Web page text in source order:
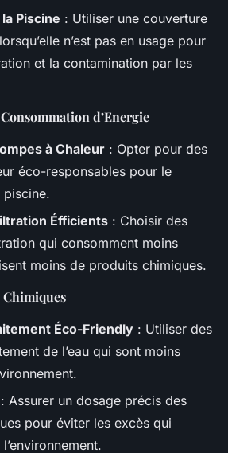
Piscine : Utiliser une couverture
n’est pas en usage pour
et la contamination par les
d’Energie
à Chaleur : Opter pour des
éco-responsables pour le
Éfficients : Choisir des
qui consomment moins
moins de produits chimiques.
Éco-Friendly : Utiliser des
de l’eau qui sont moins
: Assurer un dosage précis des
pour éviter les excès qui